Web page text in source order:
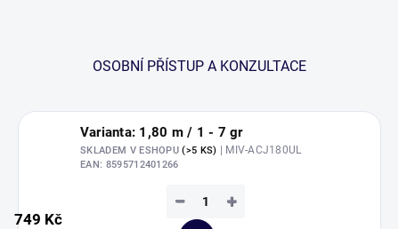
OSOBNÍ PŘÍSTUP A KONZULTACE
Varianta: 1,80 m / 1 - 7 gr
SKLADEM V ESHOPU(>5 KS) | MIV-ACJ180UL
EAN: 8595712401266
749 Kč
+
−